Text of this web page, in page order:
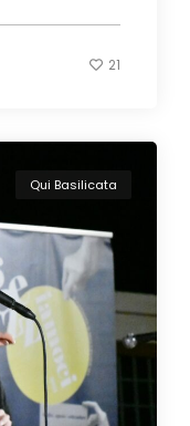
21
Qui Basilicata